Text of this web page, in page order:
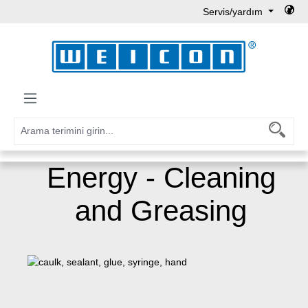
Servis/yardım
Energy - Cleaning
and Greasing